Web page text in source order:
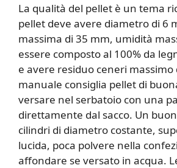
La qualità del pellet è un tema
pellet deve avere diametro di 6
massima di 35 mm, umidità
essere composto al 100% da
e avere residuo ceneri massimo
manuale consiglia pellet di
versare nel serbatoio con una
direttamente dal sacco. Un
cilindri di diametro costante,
lucida, poca polvere nella
affondare se versato in acqua.